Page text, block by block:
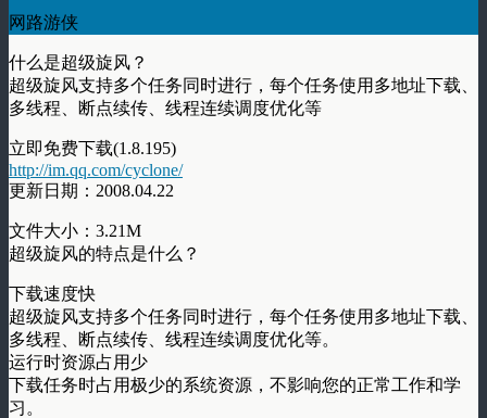
网路游侠
什么是超级旋风？
超级旋风支持多个任务同时进行，每个任务使用多地址下载、
多线程、断点续传、线程连续调度优化等
立即免费下载(1.8.195)
http://im.qq.com/cyclone/
更新日期：2008.04.22
文件大小：3.21M
超级旋风的特点是什么？
下载速度快
超级旋风支持多个任务同时进行，每个任务使用多地址下载、
多线程、断点续传、线程连续调度优化等。
运行时资源占用少
下载任务时占用极少的系统资源，不影响您的正常工作和学
习。